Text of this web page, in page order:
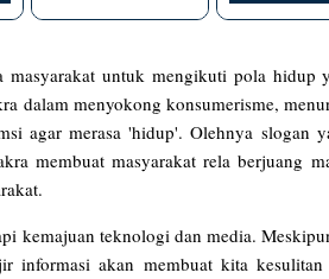
untuk mengikuti pola hidup
dalam menyokong konsumerisme,
agar merasa 'hidup'. Olehnya slogan
membuat masyarakat rela berjuang
kemajuan teknologi dan media.
informasi akan membuat kita